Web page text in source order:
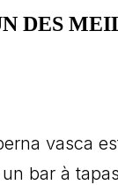
DES
vasca
bar à